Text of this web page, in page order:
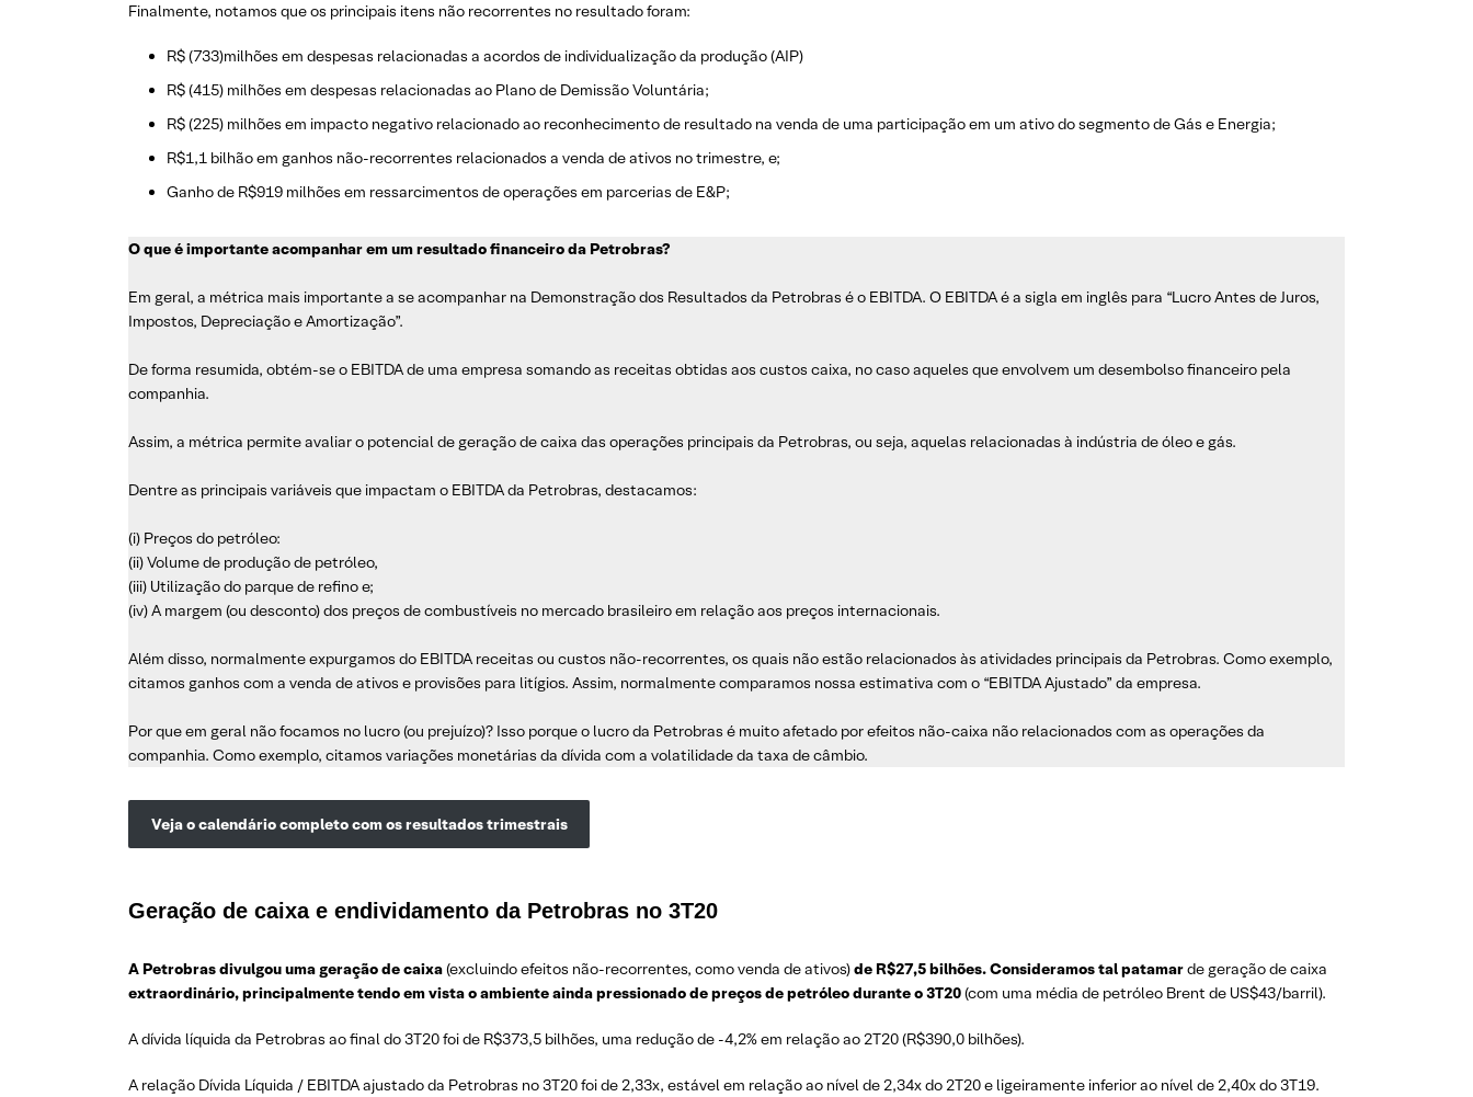
Finalmente, notamos que os principais itens não recorrentes no resultado foram:
R$ (733)milhões em despesas relacionadas a acordos de individualização da produção (AIP)
R$ (415) milhões em despesas relacionadas ao Plano de Demissão Voluntária;
R$ (225) milhões em impacto negativo relacionado ao reconhecimento de resultado na venda de uma participação em um ativo do segmento de Gás e Energia;
R$1,1 bilhão em ganhos não-recorrentes relacionados a venda de ativos no trimestre, e;
Ganho de R$919 milhões em ressarcimentos de operações em parcerias de E&P;
O que é importante acompanhar em um resultado financeiro da Petrobras?
Em geral, a métrica mais importante a se acompanhar na Demonstração dos Resultados da Petrobras é o EBITDA. O EBITDA é a sigla em inglês para “Lucro Antes de Juros,
Impostos, Depreciação e Amortização”.
De forma resumida, obtém-se o EBITDA de uma empresa somando as receitas obtidas aos custos caixa, no caso aqueles que envolvem um desembolso financeiro pela
companhia.
Assim, a métrica permite avaliar o potencial de geração de caixa das operações principais da Petrobras, ou seja, aquelas relacionadas à indústria de óleo e gás.
Dentre as principais variáveis que impactam o EBITDA da Petrobras, destacamos:
(i) Preços do petróleo:
(ii) Volume de produção de petróleo,
(iii) Utilização do parque de refino e;
(iv) A margem (ou desconto) dos preços de combustíveis no mercado brasileiro em relação aos preços internacionais.
Além disso, normalmente expurgamos do EBITDA receitas ou custos não-recorrentes, os quais não estão relacionados às atividades principais da Petrobras. Como exemplo,
citamos ganhos com a venda de ativos e provisões para litígios. Assim, normalmente comparamos nossa estimativa com o “EBITDA Ajustado” da empresa.
Por que em geral não focamos no lucro (ou prejuízo)? Isso porque o lucro da Petrobras é muito afetado por efeitos não-caixa não relacionados com as operações da
companhia. Como exemplo, citamos variações monetárias da dívida com a volatilidade da taxa de câmbio.
Veja o calendário completo com os resultados trimestrais
Geração de caixa e endividamento da Petrobras no 3T20
A Petrobras divulgou uma geração de caixa(excluindo efeitos não-recorrentes, como venda de ativos)de R$27,5 bilhões. Consideramos tal patamarde geração de caixa
extraordinário, principalmente tendo em vista o ambiente ainda pressionado de preços de petróleo durante o 3T20(com uma média de petróleo Brent de US$43/barril).
A dívida líquida da Petrobras ao final do 3T20 foi de R$373,5 bilhões, uma redução de -4,2% em relação ao 2T20 (R$390,0 bilhões).
A relação Dívida Líquida / EBITDA ajustado da Petrobras no 3T20 foi de 2,33x, estável em relação ao nível de 2,34x do 2T20 e ligeiramente inferior ao nível de 2,40x do 3T19.